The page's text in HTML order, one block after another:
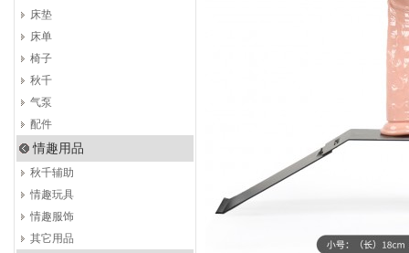
床垫
床单
椅子
秋千
气泵
配件
情趣用品
秋千辅助
情趣玩具
情趣服饰
其它用品